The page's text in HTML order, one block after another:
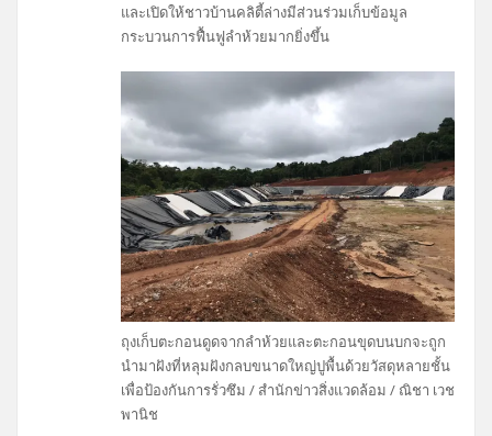
และเปิดให้ชาวบ้านคลิตี้ล่างมีส่วนร่วมเก็บข้อมูล
กระบวนการฟื้นฟูลำห้วยมากยิ่งขึ้น
ถุงเก็บตะกอนดูดจากลำห้วยและตะกอนขุดบนบกจะถูก
นำมาฝังที่หลุมฝังกลบขนาดใหญ่ปูพื้นด้วยวัสดุหลายชั้น
เพื่อป้องกันการรั่วซึม / สำนักข่าวสิ่งแวดล้อม / ณิชา เวช
พานิช